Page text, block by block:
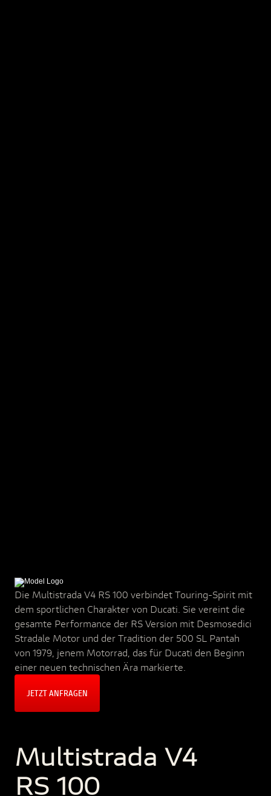
Die Multistrada V4 RS 100 verbindet Touring-Spirit mit
dem sportlichen Charakter von Ducati. Sie vereint die
gesamte Performance der RS Version mit Desmosedici
Stradale Motor und der Tradition der 500 SL Pantah
von 1979, jenem Motorrad, das für Ducati den Beginn
einer neuen technischen Ära markierte.
JETZT ANFRAGEN
Multistrada V4
RS 100